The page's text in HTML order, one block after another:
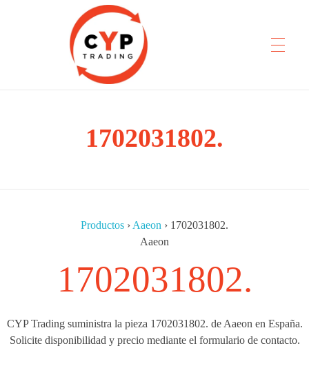
CYP Trading
1702031802.
Productos › Aaeon › 1702031802.
Aaeon
1702031802.
CYP Trading suministra la pieza 1702031802. de Aaeon en España.
Solicite disponibilidad y precio mediante el formulario de contacto.